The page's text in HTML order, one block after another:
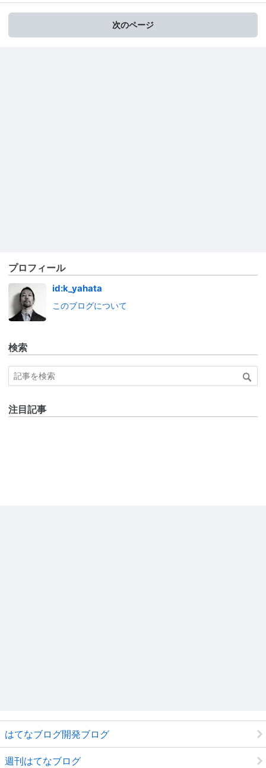
次のページ
プロフィール
id:k_yahata
このブログについて
検索
注目記事
はてなブログ開発ブログ
週刊はてなブログ